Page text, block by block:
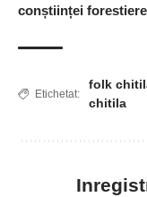
conștiinței
Etichetat:
folk
chitila